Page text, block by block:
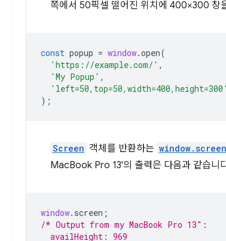
쪽에서 50픽셀 떨어진 위치에 400×300 창
const popup = window.open(
'https://example.com/' ,
'My Popup' ,
'left=50,top=50,width=400,height=300'
);
Screen 객체를 반환하는 window.screen
MacBook Pro 13'의 출력은 다음과 같습니
window. screen ;
/* Output from my MacBook Pro 13″:
  availHeight: 969